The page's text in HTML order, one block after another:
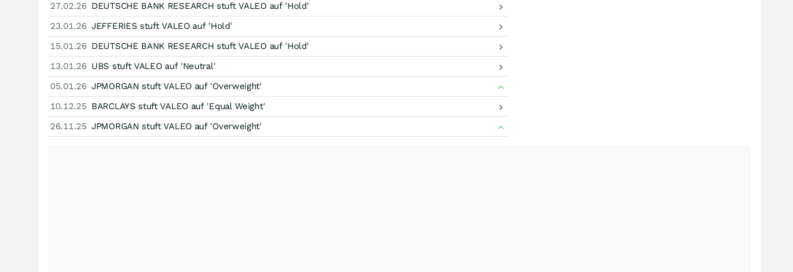
27.02.26 DEUTSCHE BANK RESEARCH stuft VALEO auf 'Hold'
23.01.26 JEFFERIES stuft VALEO auf 'Hold'
15.01.26 DEUTSCHE BANK RESEARCH stuft VALEO auf 'Hold'
13.01.26 UBS stuft VALEO auf 'Neutral'
05.01.26 JPMORGAN stuft VALEO auf 'Overweight'
10.12.25 BARCLAYS stuft VALEO auf 'Equal Weight'
26.11.25 JPMORGAN stuft VALEO auf 'Overweight'